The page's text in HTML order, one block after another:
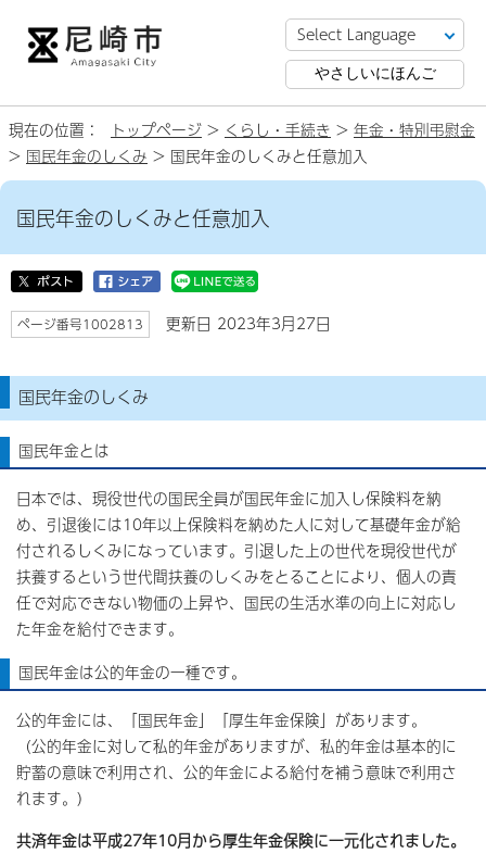
やさしいにほんご
現在の位置： トップページ > くらし・手続き > 年金・特別弔慰金
> 国民年金のしくみ > 国民年金のしくみと任意加入
国民年金のしくみと任意加入
ページ番号1002813 更新日 2023年3月27日
国民年金のしくみ
国民年金とは
日本では、現役世代の国民全員が国民年金に加入し保険料を納
め、引退後には10年以上保険料を納めた人に対して基礎年金が給
付されるしくみになっています。引退した上の世代を現役世代が
扶養するという世代間扶養のしくみをとることにより、個人の責
任で対応できない物価の上昇や、国民の生活水準の向上に対応し
た年金を給付できます。
国民年金は公的年金の一種です。
公的年金には、「国民年金」「厚生年金保険」があります。
（公的年金に対して私的年金がありますが、私的年金は基本的に
貯蓄の意味で利用され、公的年金による給付を補う意味で利用さ
れます。）
共済年金は平成27年10月から厚生年金保険に一元化されました。